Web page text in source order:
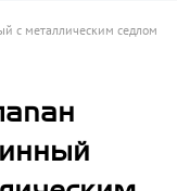
с металлическим седлом